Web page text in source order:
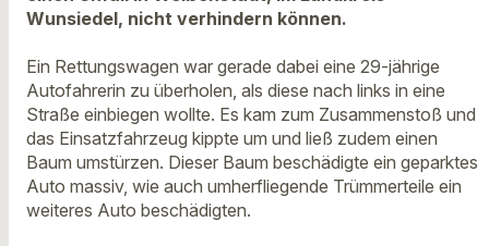
Wunsiedel, nicht verhindern können.
Ein Rettungswagen war gerade dabei eine 29-jährige
Autofahrerin zu überholen, als diese nach links in eine
Straße einbiegen wollte. Es kam zum Zusammenstoß und
das Einsatzfahrzeug kippte um und ließ zudem einen
Baum umstürzen. Dieser Baum beschädigte ein geparktes
Auto massiv, wie auch umherfliegende Trümmerteile ein
weiteres Auto beschädigten.